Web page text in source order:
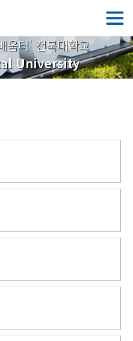
움터' 전북대학교
University